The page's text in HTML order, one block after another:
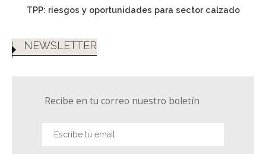
TPP: riesgos y oportunidades para sector calzado
NEWSLETTER
Recibe en tu correo nuestro boletín